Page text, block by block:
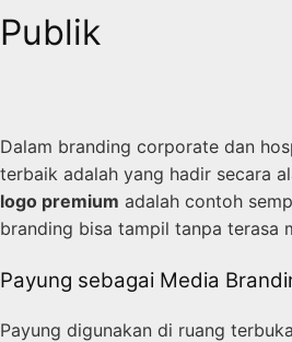
Publik
Dalam branding corporate dan
terbaik adalah yang hadir secara
logo premium adalah contoh
branding bisa tampil tanpa terasa
Payung sebagai Media
Payung digunakan di ruang